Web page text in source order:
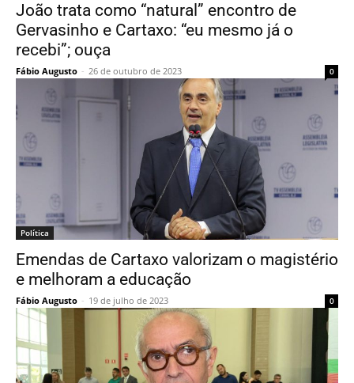
João trata como “natural” encontro de
Gervasinho e Cartaxo: “eu mesmo já o
recebi”; ouça
Fábio Augusto - 26 de outubro de 2023 0
Política
Emendas de Cartaxo valorizam o magistério
e melhoram a educação
Fábio Augusto - 19 de julho de 2023 0